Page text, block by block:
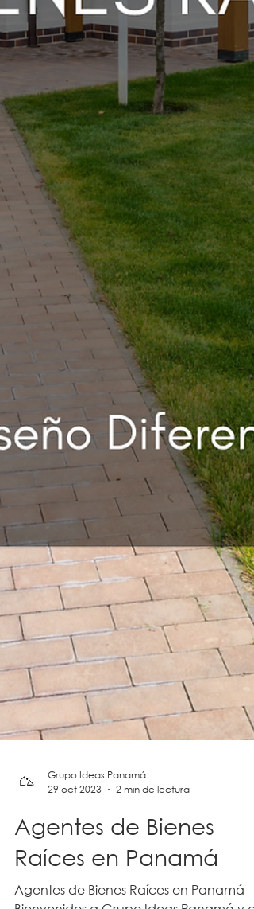
Agentes de Bienes
Raíces en Panamá